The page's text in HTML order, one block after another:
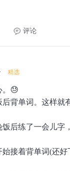
评论
精选
。😓
背单词。这样就
后练了一会儿字
始接着背单词(还